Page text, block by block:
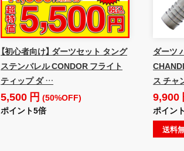
【初心者向け】 ダーツセット タング
ステンバレル CONDOR フライト
ティップ ダ …
5,500 円 (50%OFF)
ポイント5倍
ダーツ
ス チャ
9,900
ポイン
送料